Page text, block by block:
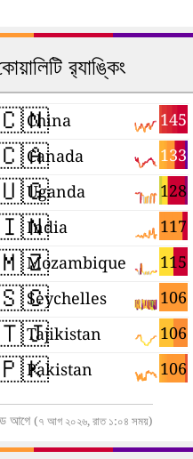
র‍্যাঙ্কিং
145
China
133
Canada
128
Uganda
117
India
115
Mozambique
106
Seychelles
106
Tajikistan
106
Pakistan
আগে (৭ আগ ২০২৬, রাত ১:০৪ সময়)